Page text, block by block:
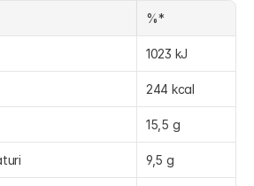
%*
1023 kJ
244 kcal
15,5 g
9,5 g